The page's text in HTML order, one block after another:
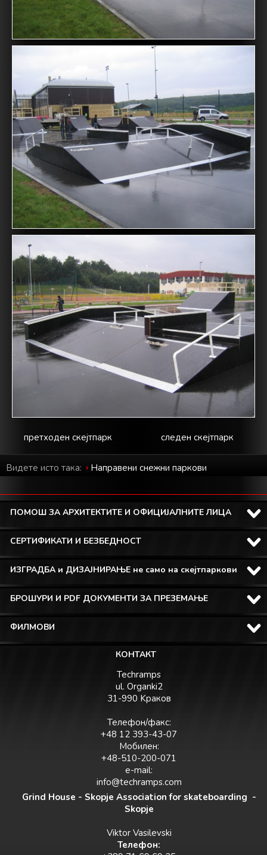
следен скејтпарк
претходен скејтпарк
Видете исто така: Направени снежни паркови
ПОМОШ ЗА АРХИТЕКТИТЕ И ОФИЦИЈАЛНИТЕ ЛИЦА
СЕРТИФИКАТИ И БЕЗБЕДНОСТ
ИЗГРАДБА и ДИЗАЈНИРАЊЕ не само на скејтпаркови
БРОШУРИ И PDF ДОКУМЕНТИ ЗА ПРЕЗЕМАЊЕ
ФИЛМОВИ
КОНТАКТ
Techramps
ul. Organki2
31-990 Kраков
Телефон/факс:
+48 12 393-43-07
Мобилен:
+48-510-200-071
e-mail:
info@techramps.com
Grind House - Skopje Association for skateboarding -
Skopje
Viktor Vasilevski
Teлефон: